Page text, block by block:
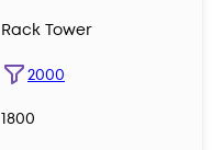
Rack Tower
2000
1800